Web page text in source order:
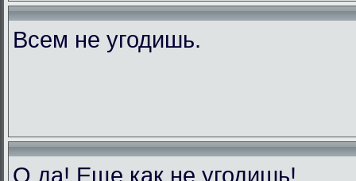
Всем не угодишь.
О да! Еще как не угодишь!